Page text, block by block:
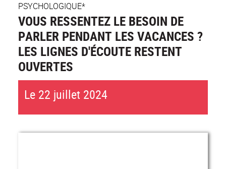
PSYCHOLOGIQUE*
VOUS RESSENTEZ LE BESOIN DE
PARLER PENDANT LES VACANCES ?
LES LIGNES D'ÉCOUTE RESTENT
OUVERTES
Le 22 juillet 2024